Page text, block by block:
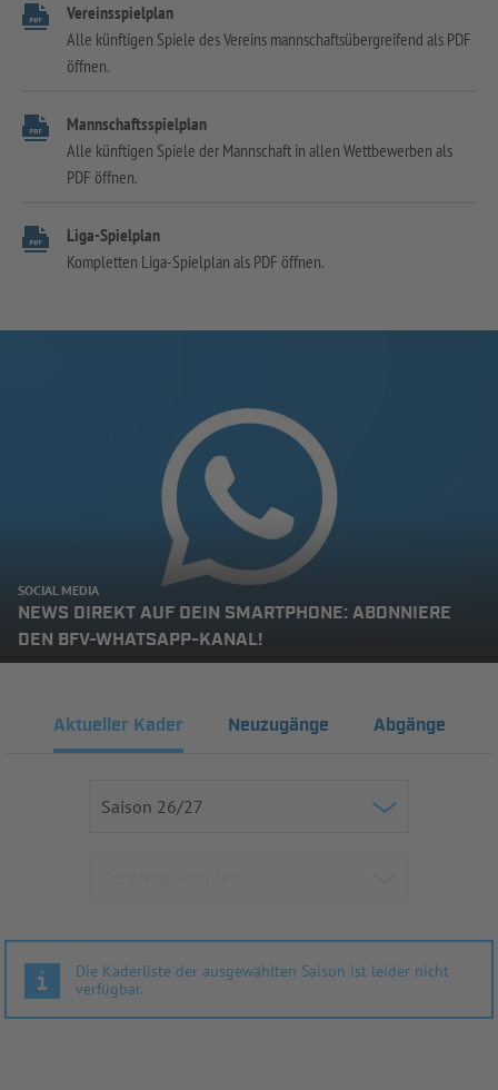
Vereinsspielplan
Alle künftigen Spiele des Vereins mannschaftsübergreifend als PDF
öffnen.
Mannschaftsspielplan
Alle künftigen Spiele der Mannschaft in allen Wettbewerben als
PDF öffnen.
Liga-Spielplan
Kompletten Liga-Spielplan als PDF öffnen.
SOCIAL MEDIA
NEWS DIREKT AUF DEIN SMARTPHONE: ABONNIERE
DEN BFV-WHATSAPP-KANAL!
Aktueller Kader Neuzugänge Abgänge
Die Kaderliste der ausgewählten Saison ist leider nicht
verfügbar.